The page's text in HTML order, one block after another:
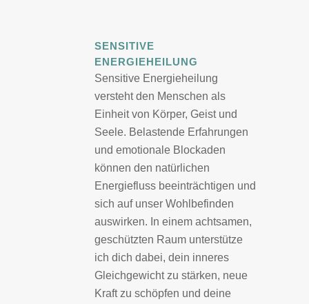
SENSITIVE
ENERGIEHEILUNG
Sensitive Energieheilung
versteht den Menschen als
Einheit von Körper, Geist und
Seele. Belastende Erfahrungen
und emotionale Blockaden
können den natürlichen
Energiefluss beeinträchtigen und
sich auf unser Wohlbefinden
auswirken. In einem achtsamen,
geschützten Raum unterstütze
ich dich dabei, dein inneres
Gleichgewicht zu stärken, neue
Kraft zu schöpfen und deine